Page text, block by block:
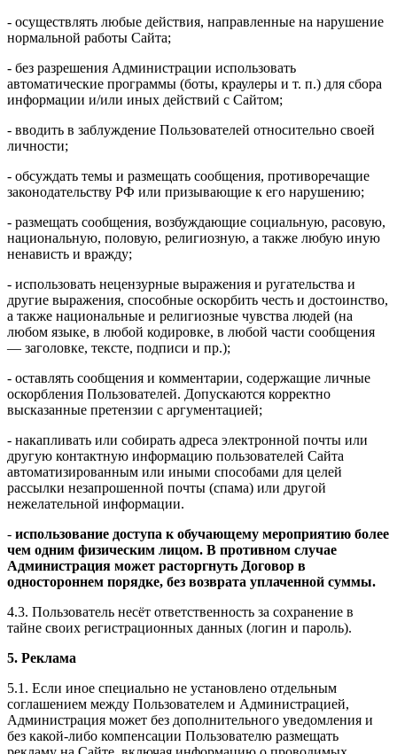
- осуществлять любые действия, направленные на нарушение
нормальной работы Сайта;
- без разрешения Администрации использовать
автоматические программы (боты, краулеры и т. п.) для сбора
информации и/или иных действий с Сайтом;
- вводить в заблуждение Пользователей относительно своей
личности;
- обсуждать темы и размещать сообщения, противоречащие
законодательству РФ или призывающие к его нарушению;
- размещать сообщения, возбуждающие социальную, расовую,
национальную, половую, религиозную, а также любую иную
ненависть и вражду;
- использовать нецензурные выражения и ругательства и
другие выражения, способные оскорбить честь и достоинство,
а также национальные и религиозные чувства людей (на
любом языке, в любой кодировке, в любой части сообщения
— заголовке, тексте, подписи и пр.);
- оставлять сообщения и комментарии, содержащие личные
оскорбления Пользователей. Допускаются корректно
высказанные претензии с аргументацией;
- накапливать или собирать адреса электронной почты или
другую контактную информацию пользователей Сайта
автоматизированным или иными способами для целей
рассылки незапрошенной почты (спама) или другой
нежелательной информации.
- использование доступа к обучающему мероприятию более
чем одним физическим лицом. В противном случае
Администрация может расторгнуть Договор в
одностороннем порядке, без возврата уплаченной суммы.
4.3. Пользователь несёт ответственность за сохранение в
тайне своих регистрационных данных (логин и пароль).
5. Реклама
5.1. Если иное специально не установлено отдельным
соглашением между Пользователем и Администрацией,
Администрация может без дополнительного уведомления и
без какой-либо компенсации Пользователю размещать